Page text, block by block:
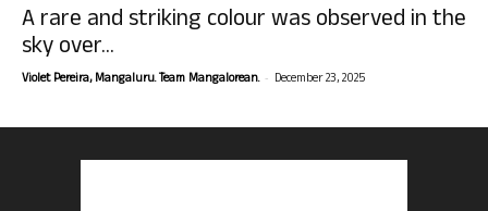
A rare and striking colour was observed in the
sky over...
Violet Pereira, Mangaluru. Team Mangalorean. - December 23, 2025